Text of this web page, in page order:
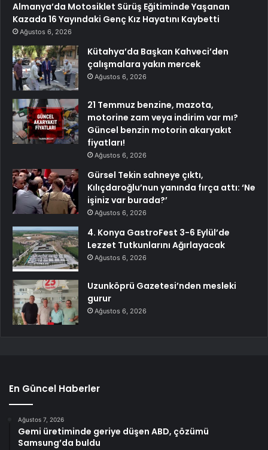
Almanya’da Motosiklet Sürüş Eğitiminde Yaşanan
Kazada 16 Yayındaki Genç Kız Hayatını Kaybetti
Ağustos 6, 2026
Kütahya’da Başkan Kahveci’den
çalışmalara yakın mercek
Ağustos 6, 2026
21 Temmuz benzine, mazota,
motorine zam veya indirim var mı?
Güncel benzin motorin akaryakıt
fiyatları!
Ağustos 6, 2026
Gürsel Tekin sahneye çıktı,
Kılıçdaroğlu’nun yanında fırça attı: ‘Ne
işiniz var burada?’
Ağustos 6, 2026
4. Konya GastroFest 3-6 Eylül’de
Lezzet Tutkunlarını Ağırlayacak
Ağustos 6, 2026
Uzunköprü Gazetesi’nden mesleki
gurur
Ağustos 6, 2026
En Güncel Haberler
Ağustos 7, 2026
Gemi üretiminde geriye düşen ABD, çözümü
Samsung’da buldu